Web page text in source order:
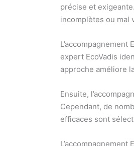
précise et
incomplètes ou mal
expert EcoVadis
approche améliore
Ensuite,
Cependant, de
efficaces sont